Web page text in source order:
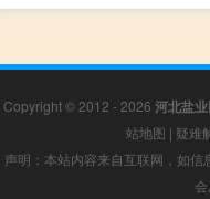
Copyright © 2012 - 2026 河北盐
站地图 | 疑难
声明：本站内容来自互联网，如